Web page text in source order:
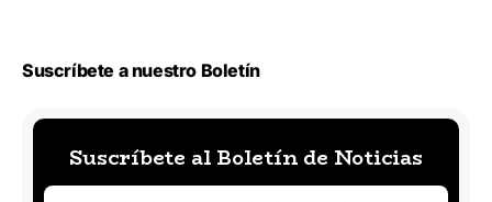
Suscríbete a nuestro Boletín
Suscríbete al Boletín de Noticias